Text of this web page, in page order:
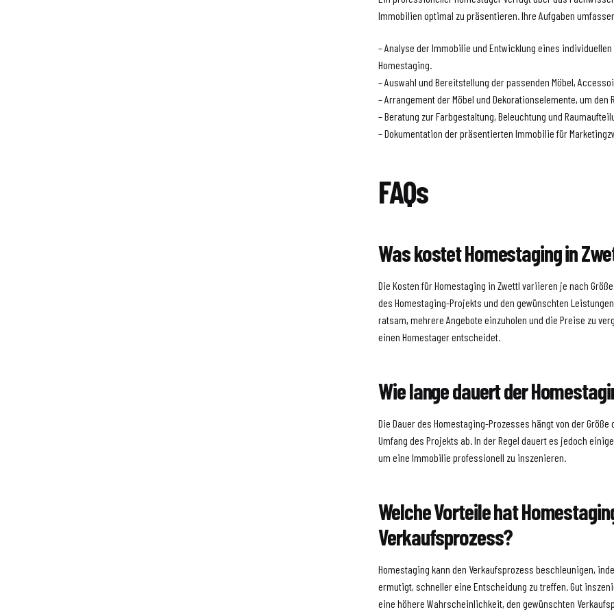
Immobilien optimal zu präsentieren. Ihre Aufgaben
– Analyse der Immobilie und Entwicklung eines individuellen
Homestaging.
– Auswahl und Bereitstellung der passenden Möbel,
– Arrangement der Möbel und Dekorationselemente, um den
– Beratung zur Farbgestaltung, Beleuchtung und
– Dokumentation der präsentierten Immobilie für
FAQs
Was kostet Homestaging in
Die Kosten für Homestaging in Zwettl variieren je nach Größe
des Homestaging-Projekts und den gewünschten Leistungen
ratsam, mehrere Angebote einzuholen und die Preise zu
einen Homestager entscheidet.
Wie lange dauert der
Die Dauer des Homestaging-Prozesses hängt von der Größe
Umfang des Projekts ab. In der Regel dauert es jedoch einige
um eine Immobilie professionell zu inszenieren.
Welche Vorteile hat Homestaging
Verkaufsprozess?
Homestaging kann den Verkaufsprozess beschleunigen,
ermutigt, schneller eine Entscheidung zu treffen. Gut
eine höhere Wahrscheinlichkeit, den gewünschten